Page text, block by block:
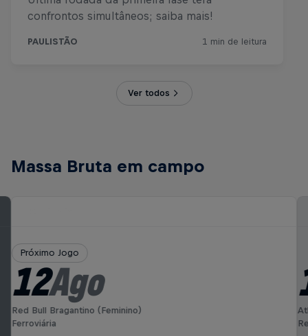
Ver todos
Massa Bruta em campo
Próximo Jogo
12Ago
Red Bull Bragantino (Feminino)
Ferroviária